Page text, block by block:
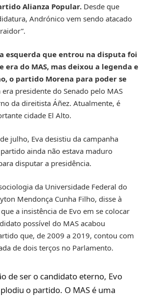
Alianza Popular. Desde que
Andrónico vem sendo atacado
esquerda que entrou na disputa foi
era do MAS, mas deixou a legenda e
o partido Morena para poder se
era presidente do Senado pelo MAS
da direitista Áñez. Atualmente, é
cidade El Alto.
julho, Eva desistiu da campanha
ainda não estava maduro
disputar a presidência.
da Universidade Federal do
Mendonça Cunha Filho, disse à
que a insistência de Evo em se colocar
possível do MAS acabou
que, de 2009 a 2019, contou com
de dois terços no Parlamento.
de ser o candidato eterno, Evo
o partido. O MAS é uma